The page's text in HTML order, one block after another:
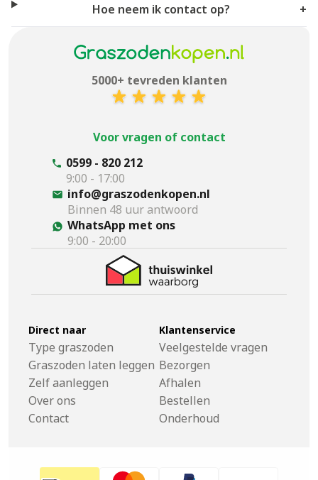
Hoe neem ik contact op? +
5000+ tevreden klanten
Voor vragen of contact
0599 - 820 212
9:00 - 17:00
info@graszodenkopen.nl
Binnen 48 uur antwoord
WhatsApp met ons
9:00 - 20:00
Direct naar
Type graszoden
Graszoden laten leggen
Zelf aanleggen
Over ons
Contact
Klantenservice
Veelgestelde vragen
Bezorgen
Afhalen
Bestellen
Onderhoud